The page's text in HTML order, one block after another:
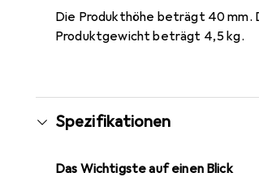
Die Produkthöhe beträgt 40
Produktgewicht beträgt 4,5 kg.
Spezifikationen
Das Wichtigste auf einen Blick